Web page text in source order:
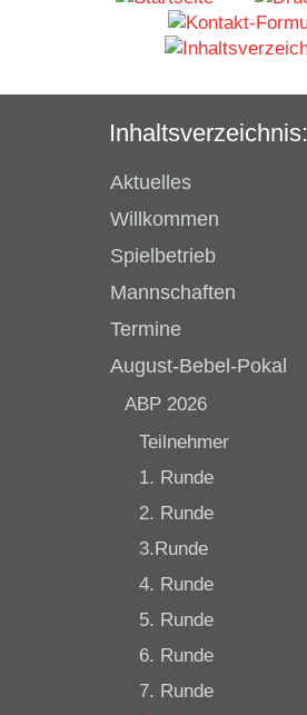
Inhaltsverzeichnis:
Aktuelles
Willkommen
Spielbetrieb
Mannschaften
Termine
August-Bebel-Pokal
ABP 2026
Teilnehmer
1. Runde
2. Runde
3.Runde
4. Runde
5. Runde
6. Runde
7. Runde